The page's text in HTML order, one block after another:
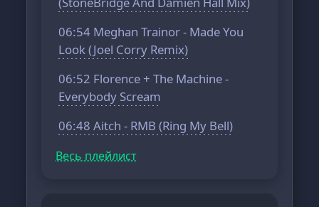
06:54 Meghan Trainor - Made You
Look (Joel Corry Remix)
06:52 Florence + The Machine -
Everybody Scream
06:48 Aitch - RMB (Ring My Bell)
Весь плейлист